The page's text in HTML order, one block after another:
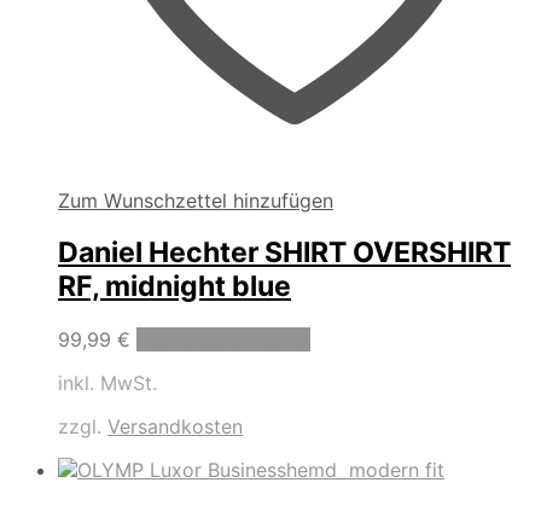
Zum Wunschzettel hinzufügen
Daniel Hechter SHIRT OVERSHIRT
RF, midnight blue
99,99 €
auf.
Die
inkl. MwSt.
zzgl. Versandkosten